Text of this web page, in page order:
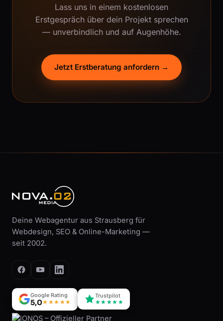
Lass uns in einem kostenlosen
Erstgespräch über dein Projekt sprechen
— unverbindlich und auf Augenhöhe.
Jetzt Erstberatung anfordern →
Deine Webagentur aus Strausberg für
Webdesign, SEO & Online-Marketing —
seit 2002.
Google Rating
5,0★★★★★
Trustpilot
★★★★★